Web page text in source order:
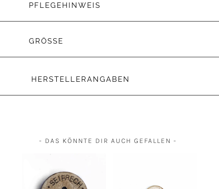
PFLEGEHINWEIS
GRÖSSE
HERSTELLERANGABEN
- DAS KÖNNTE DIR AUCH GEFALLEN -